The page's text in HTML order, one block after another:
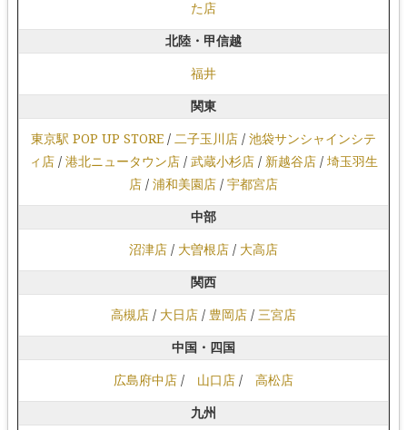
た店
北陸・甲信越
福井
関東
東京駅 POP UP STORE / 二子玉川店 / 池袋サンシャインシテ
ィ店 / 港北ニュータウン店 / 武蔵小杉店 / 新越谷店 / 埼玉羽生
店 / 浦和美園店 / 宇都宮店
中部
沼津店 / 大曽根店 / 大高店
関西
高槻店 / 大日店 / 豊岡店 / 三宮店
中国・四国
広島府中店 / 山口店 / 高松店
九州